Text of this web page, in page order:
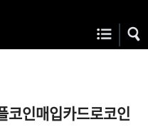
인매입카드로코인